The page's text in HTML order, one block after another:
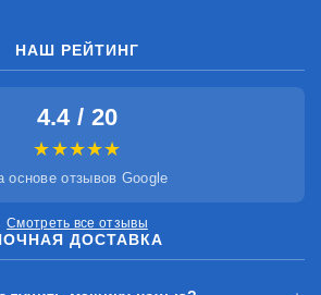
НАШ РЕЙТИНГ
4.4 / 20
★★★★★
основе отзывов Google
Смотреть все отзывы
ДОСТАВКА